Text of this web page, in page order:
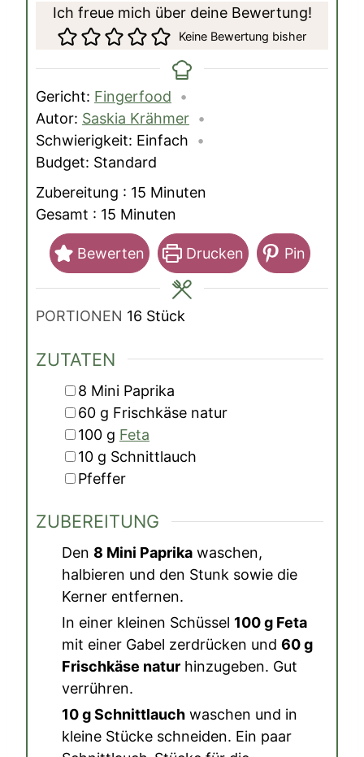
Ich freue mich über deine Bewertung!
Keine Bewertung bisher
Gericht: Fingerfood
Autor: Saskia Krähmer
Schwierigkeit: Einfach
Budget: Standard
Zubereitung : 15 Minuten
Minuten
Gesamt : 15 Minuten
Minuten
Bewerten Drucken Pin
PORTIONEN 16 Stück
ZUTATEN
▢
8 Mini Paprika
▢
60 g Frischkäse natur
▢
100 g Feta
▢
10 g Schnittlauch
▢
Pfeffer
ZUBEREITUNG
Den 8 Mini Paprika waschen,
halbieren und den Stunk sowie die
Kerner entfernen.
In einer kleinen Schüssel 100 g Feta
mit einer Gabel zerdrücken und 60 g
Frischkäse natur hinzugeben. Gut
verrühren.
10 g Schnittlauch waschen und in
kleine Stücke schneiden. Ein paar